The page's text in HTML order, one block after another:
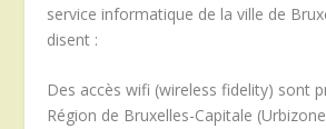
service informatique de la ville de
disent :
Des accès wifi (wireless fidelity) sont
Région de Bruxelles-Capitale